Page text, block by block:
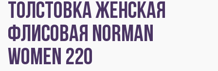
ТОЛСТОВКА ЖЕНСКАЯ
ФЛИСОВАЯ NORMAN
WOMEN 220